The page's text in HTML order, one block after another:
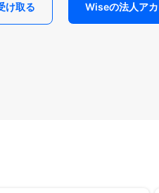
け取る Wiseの法人ア